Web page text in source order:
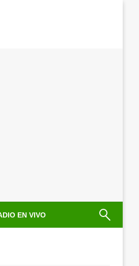
EN VIVO